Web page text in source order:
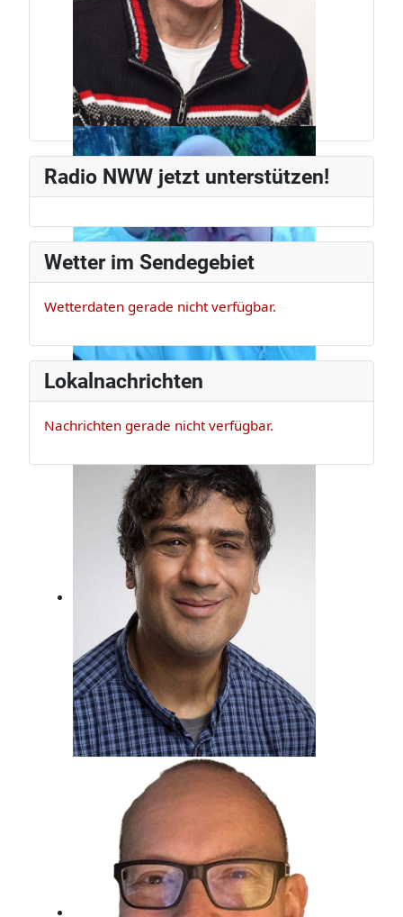
Jürg Weber
Radiomann, schon seit den frühen
80ern.
Er ist Musikexperte und Bassist, der
darf das!
Kindertraum erfüllt, Beim Radio
gelandet.
Radio NWW jetzt unterstützen!
Wetter im Sendegebiet
Wetterdaten gerade nicht verfügbar.
Lokalnachrichten
Nachrichten gerade nicht verfügbar.